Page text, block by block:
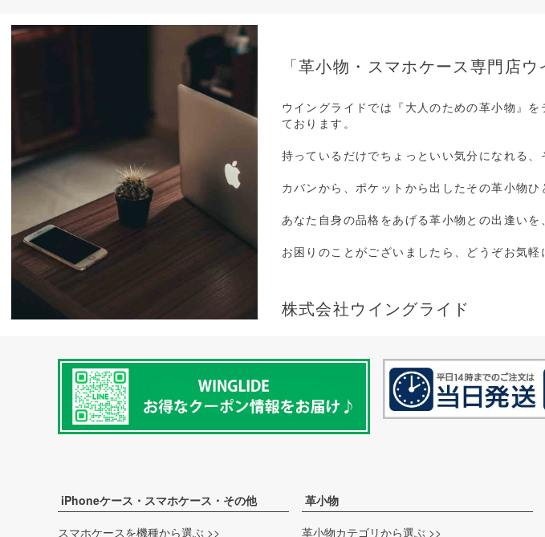
「革小物・スマホケース専門店
ウイングライドでは『大人のための革小物』
ております。
持っているだけでちょっといい気分になれる
カバンから、ポケットから出したその革小物
あなた自身の品格をあげる革小物との出逢い
お困りのことがございましたら、どうぞお気軽
株式会社ウイングライド
iPhoneケース・スマホケース・その他
スマホケースを機種から選ぶ >>
革小物
革小物カテゴリから選ぶ >>